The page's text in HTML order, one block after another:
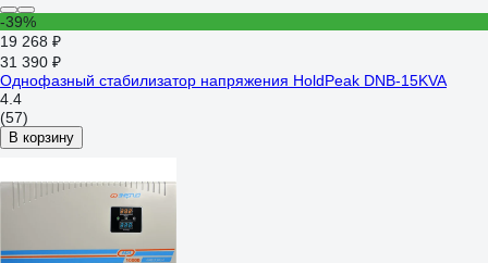
-39%
19 268 ₽
31 390 ₽
Однофазный стабилизатор напряжения HoldPeak DNB-15KVA
4.4
(57)
В корзину